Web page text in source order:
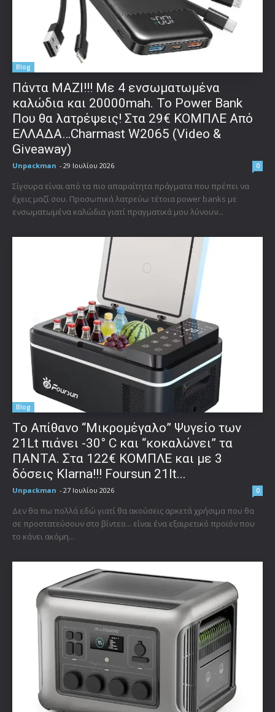
Blog
Πάντα ΜΑΖΙ!!! Με 4 ενσωματωμένα
καλώδια και 20000mah. Το Power Bank
Που θα λατρέψεις! Στα 29€ ΚΟΜΠΛΕ Από
ΕΛΛΑΔΑ…Charmast W2065 (Video &
Giveaway)
Unpackman - 29 Ιουλίου 2026 0
Σίγουρα είναι από τα πιο απαραίτητα πράγματα που πρέπει να
έχεις μαζί σου. Προσωπικά λατρεύω τέτοια power banks με
ενσωματωμένα καλώδια γιατί πραγματικά μου λύνουν...
Blog
Το Απίθανο “Μικρομέγαλο” Ψυγείο των
21Lt πιάνει -30° C και “κοκαλώνει” τα
ΠΑΝΤΑ. Στα 122€ ΚΟΜΠΛΕ και με 3
δόσεις Klarna!!! Foursun 21lt...
Unpackman - 27 Ιουλίου 2026 0
Δεν θα πω πολλά εδώ γιατί θα ακούσεις αρκετά χρήσιμα που θα
σε προστατεύσουν στο βίντεο... είναι ένα εξαιρετικό προϊόν που
το κάνει ακόμη...